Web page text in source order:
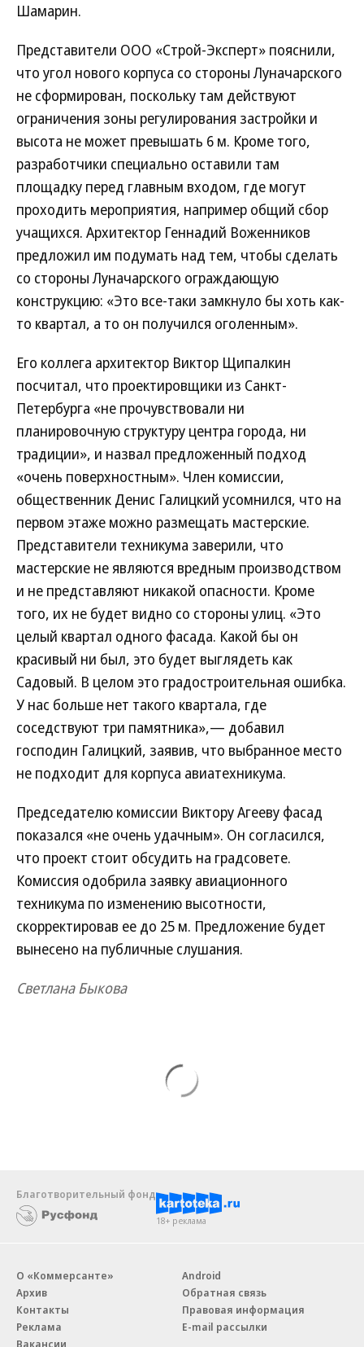
Шамарин.
Представители ООО «Строй-Эксперт» пояснили,
что угол нового корпуса со стороны Луначарского
не сформирован, поскольку там действуют
ограничения зоны регулирования застройки и
высота не может превышать 6 м. Кроме того,
разработчики специально оставили там
площадку перед главным входом, где могут
проходить мероприятия, например общий сбор
учащихся. Архитектор Геннадий Воженников
предложил им подумать над тем, чтобы сделать
со стороны Луначарского ограждающую
конструкцию: «Это все-таки замкнуло бы хоть как-
то квартал, а то он получился оголенным».
Его коллега архитектор Виктор Щипалкин
посчитал, что проектировщики из Санкт-
Петербурга «не прочувствовали ни
планировочную структуру центра города, ни
традиции», и назвал предложенный подход
«очень поверхностным». Член комиссии,
общественник Денис Галицкий усомнился, что на
первом этаже можно размещать мастерские.
Представители техникума заверили, что
мастерские не являются вредным производством
и не представляют никакой опасности. Кроме
того, их не будет видно со стороны улиц. «Это
целый квартал одного фасада. Какой бы он
красивый ни был, это будет выглядеть как
Садовый. В целом это градостроительная ошибка.
У нас больше нет такого квартала, где
соседствуют три памятника»,— добавил
господин Галицкий, заявив, что выбранное место
не подходит для корпуса авиатехникума.
Председателю комиссии Виктору Агееву фасад
показался «не очень удачным». Он согласился,
что проект стоит обсудить на градсовете.
Комиссия одобрила заявку авиационного
техникума по изменению высотности,
скорректировав ее до 25 м. Предложение будет
вынесено на публичные слушания.
Светлана Быкова
Благотворительный фонд
18+ реклама
О «Коммерсанте»
Архив
Контакты
Реклама
Вакансии
Android
Обратная связь
Правовая информация
E-mail рассылки